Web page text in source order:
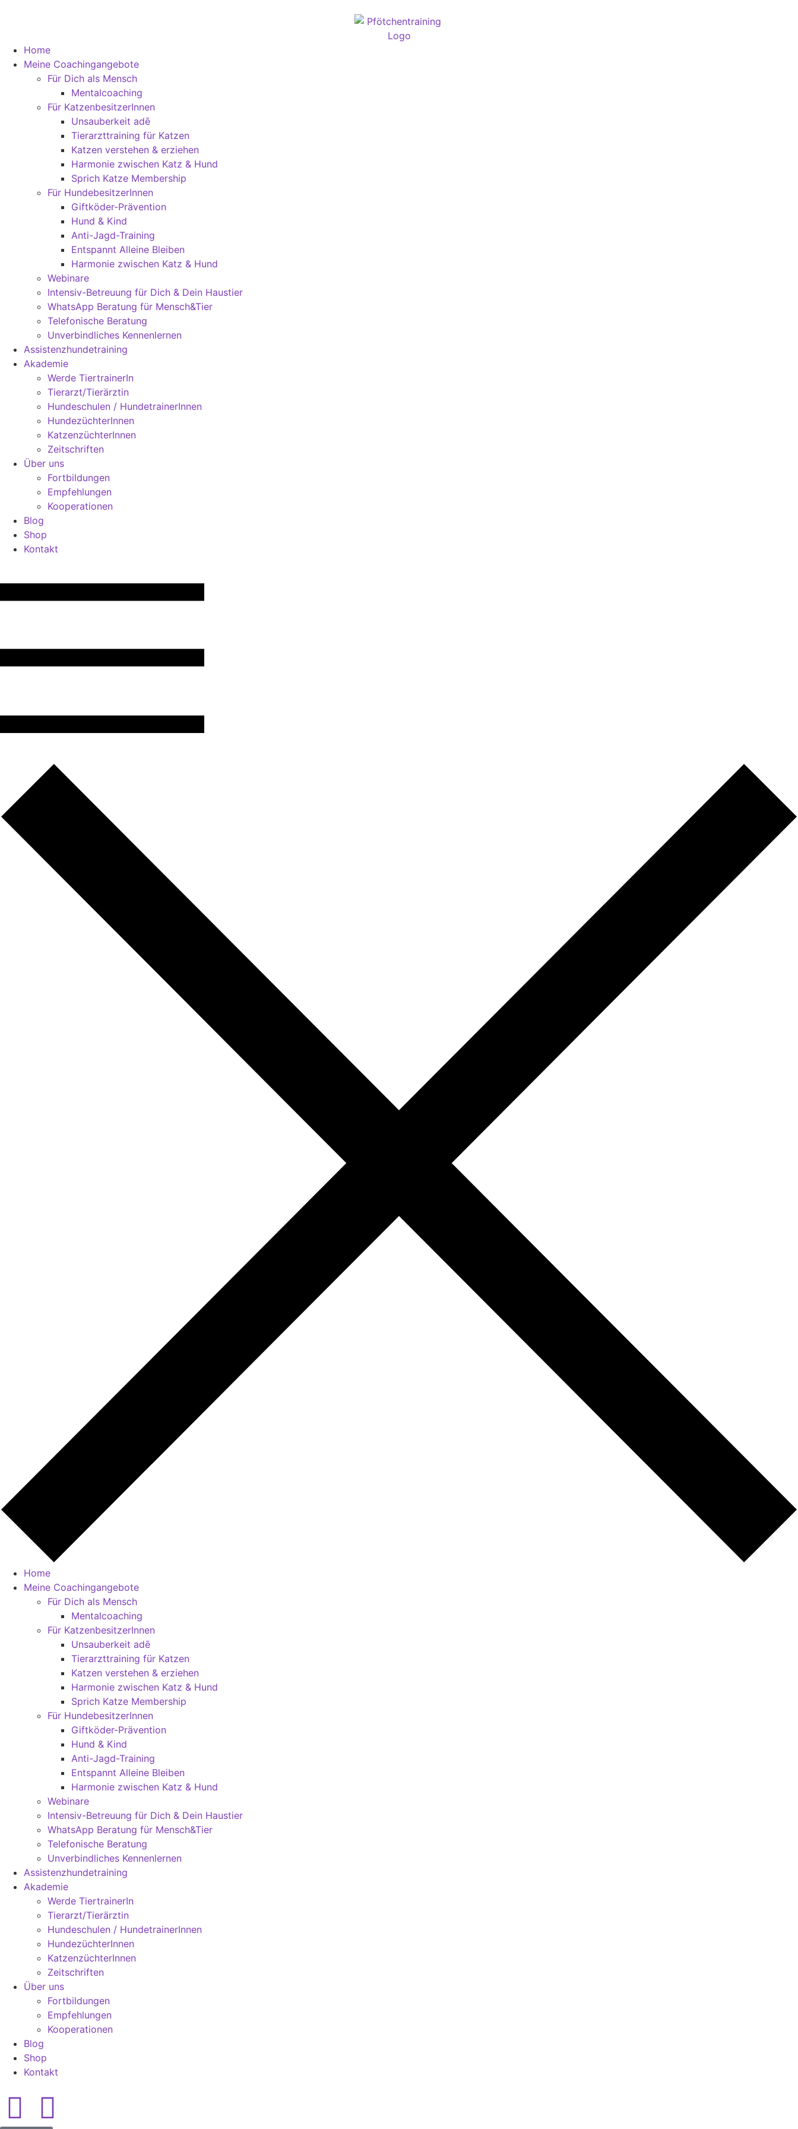
Home
Meine Coachingangebote
Für Dich als Mensch
Mentalcoaching
Für KatzenbesitzerInnen
Unsauberkeit adē
Tierarzttraining für Katzen
Katzen verstehen & erziehen
Harmonie zwischen Katz & Hund
Sprich Katze Membership
Für HundebesitzerInnen
Giftköder-Prävention
Hund & Kind
Anti-Jagd-Training
Entspannt Alleine Bleiben
Harmonie zwischen Katz & Hund
Webinare
Intensiv-Betreuung für Dich & Dein Haustier
WhatsApp Beratung für Mensch&Tier
Telefonische Beratung
Unverbindliches Kennenlernen
Assistenzhundetraining
Akademie
Werde TiertrainerIn
Tierarzt/Tierärztin
Hundeschulen / HundetrainerInnen
HundezüchterInnen
KatzenzüchterInnen
Zeitschriften
Über uns
Fortbildungen
Empfehlungen
Kooperationen
Blog
Shop
Kontakt
Home
Meine Coachingangebote
Für Dich als Mensch
Mentalcoaching
Für KatzenbesitzerInnen
Unsauberkeit adē
Tierarzttraining für Katzen
Katzen verstehen & erziehen
Harmonie zwischen Katz & Hund
Sprich Katze Membership
Für HundebesitzerInnen
Giftköder-Prävention
Hund & Kind
Anti-Jagd-Training
Entspannt Alleine Bleiben
Harmonie zwischen Katz & Hund
Webinare
Intensiv-Betreuung für Dich & Dein Haustier
WhatsApp Beratung für Mensch&Tier
Telefonische Beratung
Unverbindliches Kennenlernen
Assistenzhundetraining
Akademie
Werde TiertrainerIn
Tierarzt/Tierärztin
Hundeschulen / HundetrainerInnen
HundezüchterInnen
KatzenzüchterInnen
Zeitschriften
Über uns
Fortbildungen
Empfehlungen
Kooperationen
Blog
Shop
Kontakt